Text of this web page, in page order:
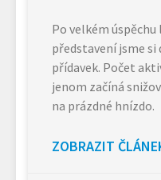
Po velkém
představení jsme
přídavek. Počet
jenom začíná
na prázdné hnízdo.
ZOBRAZIT